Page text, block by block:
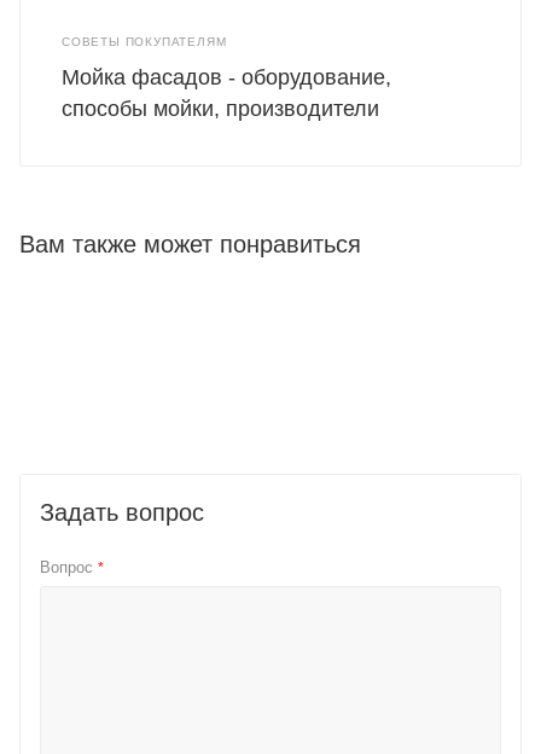
СОВЕТЫ ПОКУПАТЕЛЯМ
Мойка фасадов - оборудование,
способы мойки, производители
Вам также может понравиться
Задать вопрос
Вопрос *